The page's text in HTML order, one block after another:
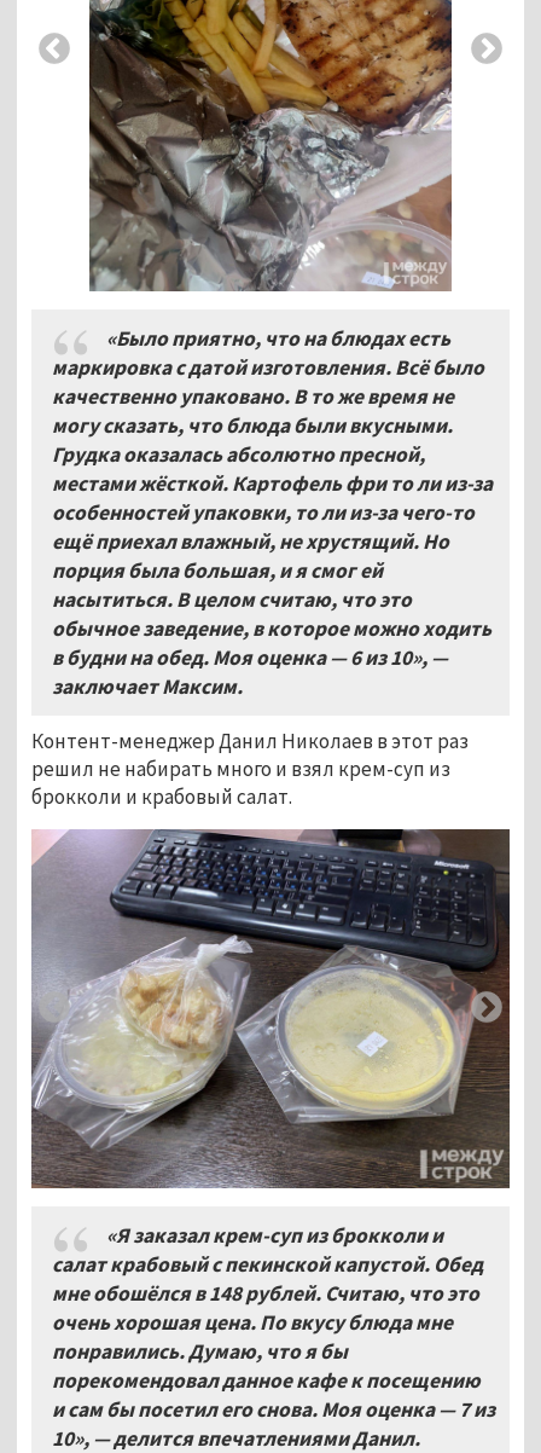
«Было приятно, что на блюдах есть
маркировка с датой изготовления. Всё было
качественно упаковано. В то же время не
могу сказать, что блюда были вкусными.
Грудка оказалась абсолютно пресной,
местами жёсткой. Картофель фри то ли из-за
особенностей упаковки, то ли из-за чего-то
ещё приехал влажный, не хрустящий. Но
порция была большая, и я смог ей
насытиться. В целом считаю, что это
обычное заведение, в которое можно ходить
в будни на обед. Моя оценка — 6 из 10», —
заключает Максим.
Контент-менеджер Данил Николаев в этот раз
решил не набирать много и взял крем-суп из
брокколи и крабовый салат.
«Я заказал крем-суп из брокколи и
салат крабовый с пекинской капустой. Обед
мне обошёлся в 148 рублей. Считаю, что это
очень хорошая цена. По вкусу блюда мне
понравились. Думаю, что я бы
порекомендовал данное кафе к посещению
и сам бы посетил его снова. Моя оценка — 7 из
10», — делится впечатлениями Данил.